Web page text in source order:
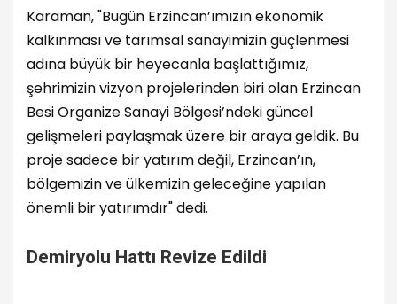
Karaman, "Bugün Erzincan’ımızın ekonomik
kalkınması ve tarımsal sanayimizin güçlenmesi
adına büyük bir heyecanla başlattığımız,
şehrimizin vizyon projelerinden biri olan Erzincan
Besi Organize Sanayi Bölgesi’ndeki güncel
gelişmeleri paylaşmak üzere bir araya geldik. Bu
proje sadece bir yatırım değil, Erzincan’ın,
bölgemizin ve ülkemizin geleceğine yapılan
önemli bir yatırımdır" dedi.
Demiryolu Hattı Revize Edildi